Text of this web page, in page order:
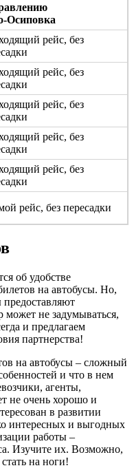
Осиповка
рейс, без
рейс, без
рейс, без
рейс, без
рейс, без
рейс, без пересадки
об удобстве
на автобусы. Но,
предоставляют
может не задумываться,
и предлагаем
партнерства!
на автобусы – сложный
и что в нем
агенты,
не очень хорошо и
в развитии
интересных и выгодных
работы –
Изучите их. Возможно,
на ноги!